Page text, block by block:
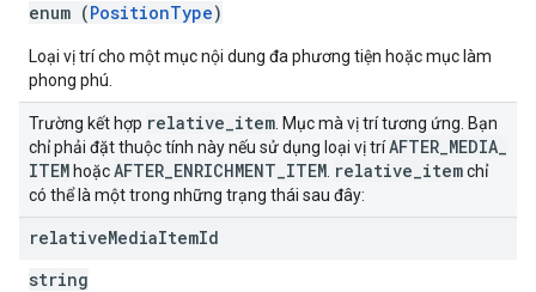
enum (PositionType)
Loại vị trí cho một mục nội dung đa phương tiện hoặc mục làm
phong phú.
Trường kết hợp relative item . Mục mà vị trí tương ứng. Bạn
chỉ phải đặt thuộc tính này nếu sử dụng loại vị tríAFTER MEDIA
ITEM hoặcAFTER ENRICHMENT ITEM relative itemchỉ
có thể là một trong những trạng thái sau đây:
relativeMediaItemId
string